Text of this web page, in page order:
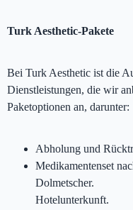
Turk Aesthetic-Pakete
Bei Turk Aesthetic ist die
Dienstleistungen, die wir
Paketoptionen an, darunter:
Abholung und
Medikamentenset
Dolmetscher.
Hotelunterkunft.